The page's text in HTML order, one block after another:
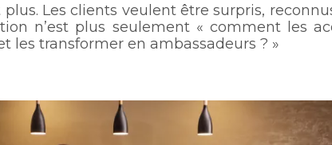
Les clients veulent être surpris,
n’est plus seulement « comment les
les transformer en ambassadeurs ? »